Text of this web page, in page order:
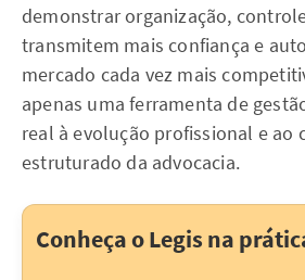
demonstrar organização,
transmitem mais confiança e
mercado cada vez mais
apenas uma ferramenta de
real à evolução profissional e ao
estruturado da advocacia.
Conheça o Legis na